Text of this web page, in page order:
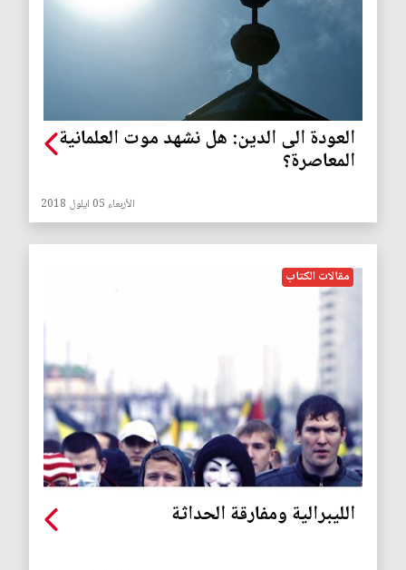
العودة الى الدين: هل نشهد موت العلمانية
المعاصرة؟
الأربعاء 05 ايلول 2018
مقالات الكتاب
الليبرالية ومفارقة الحداثة